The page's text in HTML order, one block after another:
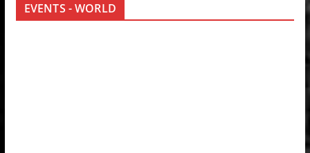
EVENTS - WORLD